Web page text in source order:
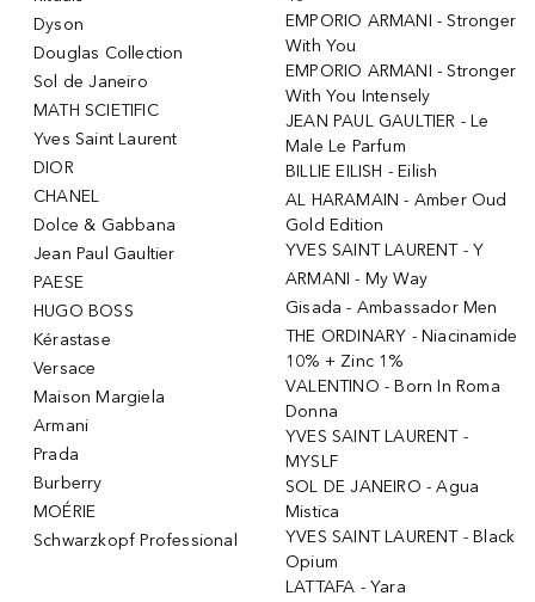
Dyson
Douglas Collection
Sol de Janeiro
MATH SCIETIFIC
Yves Saint Laurent
DIOR
CHANEL
Dolce & Gabbana
Jean Paul Gaultier
PAESE
HUGO BOSS
Kérastase
Versace
Maison Margiela
Armani
Prada
Burberry
MOÉRIE
Schwarzkopf Professional
EMPORIO ARMANI - Stronger
With You
EMPORIO ARMANI - Stronger
With You Intensely
JEAN PAUL GAULTIER - Le
Male Le Parfum
BILLIE EILISH - Eilish
AL HARAMAIN - Amber Oud
Gold Edition
YVES SAINT LAURENT - Y
ARMANI - My Way
Gisada - Ambassador Men
THE ORDINARY - Niacinamide
10% + Zinc 1%
VALENTINO - Born In Roma
Donna
YVES SAINT LAURENT -
MYSLF
SOL DE JANEIRO - Agua
Mistica
YVES SAINT LAURENT - Black
Opium
LATTAFA - Yara